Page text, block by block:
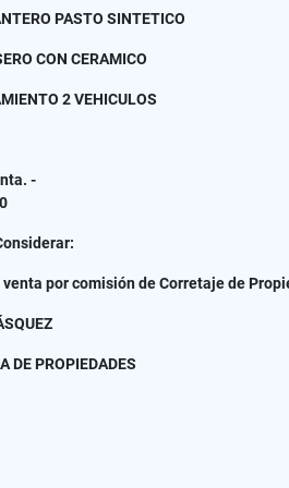
PASTO SINTETICO
CON CERAMICO
2 VEHICULOS
-
venta por comisión de Corretaje de
DE PROPIEDADES